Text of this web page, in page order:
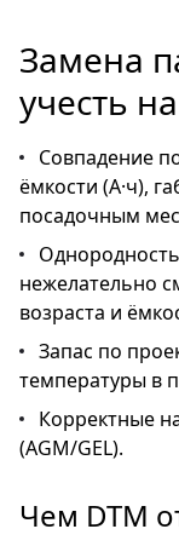
Замена
учесть
Совпадение
ёмкости (А·ч),
посадочным
нежелательно
возраста и
Запас по
температуры в
Корректные
(AGM/GEL).
Чем DTM